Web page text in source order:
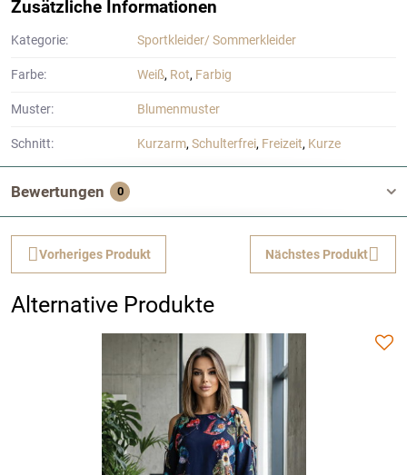
Zusätzliche Informationen
Kategorie: Sportkleider/ Sommerkleider
Farbe: Weiß, Rot, Farbig
Muster: Blumenmuster
Schnitt: Kurzarm,Schulterfrei, Freizeit, Kurze
Bewertungen 0
Vorheriges Produkt Nächstes Produkt
Alternative Produkte